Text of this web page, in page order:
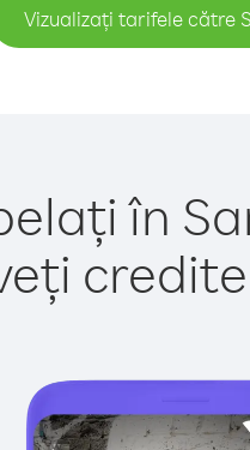
Vizualizați tarifele către
în